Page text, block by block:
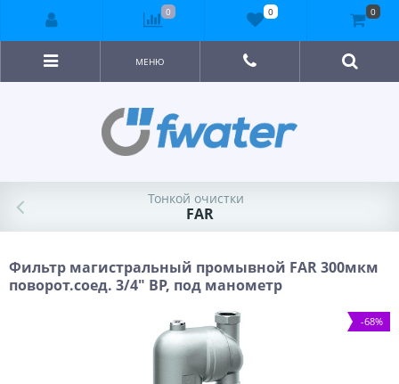
МЕНЮ
Тонкой очистки
FAR
Фильтр магистральный промывной FAR 300мкм
поворот.соед. 3/4" ВР, под манометр
-68%
0 0 0